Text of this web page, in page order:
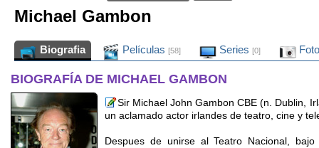
Michael Gambon
Biografia Películas [58] Series [0]
BIOGRAFÍA DE MICHAEL GAMBON
Sir Michael John Gambon CBE (n. Dublin,
un aclamado actor irlandes de teatro, cine y
Despues de unirse al Teatro Nacional,